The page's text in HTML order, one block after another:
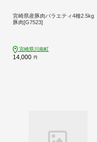
宮崎県産豚肉バラエティ4種2.5kg
豚肉[G7523]
宮崎県川南町
14,000 円